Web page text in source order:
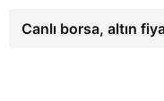
Canlı borsa, altın